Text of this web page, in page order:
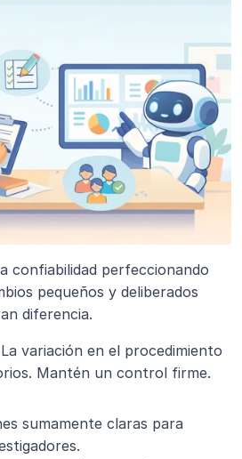
confiabilidad perfeccionando
pequeños y deliberados
diferencia.
La variación en el procedimiento
Mantén un control firme.
sumamente claras para